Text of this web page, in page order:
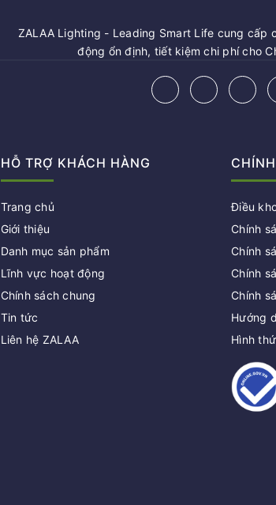
ZALAA Lighting - Leading Smart Life cung cấp
động ổn định, tiết kiệm chi phí cho
HỖ TRỢ KHÁCH HÀNG
Trang chủ
Giới thiệu
Danh mục sản phẩm
Lĩnh vực hoạt động
Chính sách chung
Tin tức
Liên hệ ZALAA
Điều
Chính
Chính
Chính
Chính
Hướng
Hình